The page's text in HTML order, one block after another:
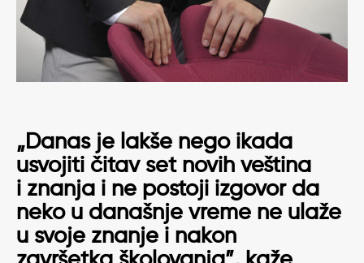
„Danas je lakše nego ikada
usvojiti čitav set novih veština
i znanja i ne postoji izgovor da
neko u današnje vreme ne ulaže
u svoje znanje i nakon